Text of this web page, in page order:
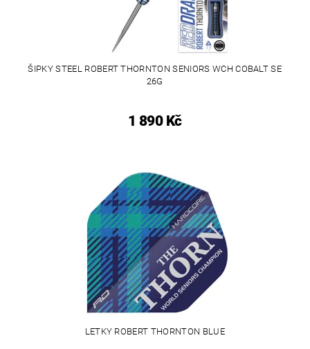
ŠIPKY STEEL ROBERT THORNTON SENIORS WCH COBALT SE
26G
1 890 Kč
LETKY ROBERT THORNTON BLUE